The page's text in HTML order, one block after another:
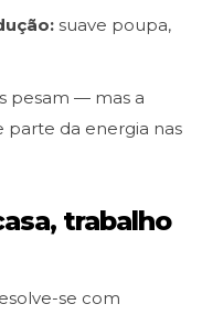
suave poupa,
pesam — mas a
parte da energia nas
trabalho
se com